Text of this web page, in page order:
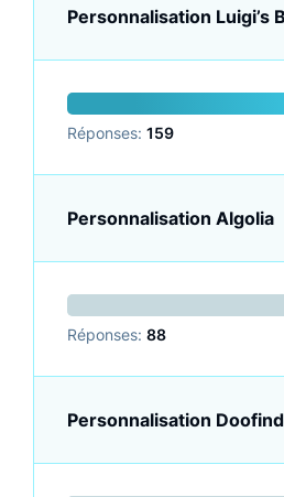
Personnalisation Luigi’s
Réponses: 159
Personnalisation Algolia
Réponses: 88
Personnalisation